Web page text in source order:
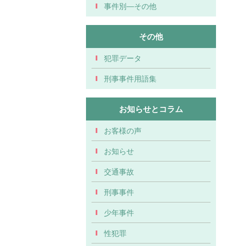
事件別―その他
その他
犯罪データ
刑事事件用語集
お知らせとコラム
お客様の声
お知らせ
交通事故
刑事事件
少年事件
性犯罪